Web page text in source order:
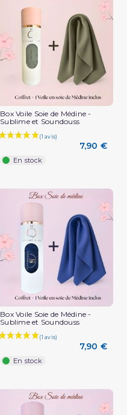
Box Voile Soie de Médine -
Sublime et Soundouss
7,90 €
En stock
Box Voile Soie de Médine -
Sublime et Soundouss
7,90 €
En stock